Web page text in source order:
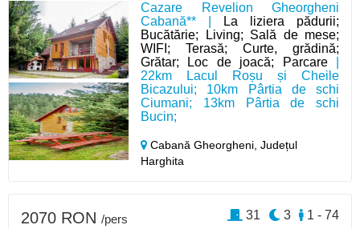
Cazare Revelion Gheorgheni
Cabană** |
La liziera pădurii;
Bucătărie; Living; Sală de mese;
WIFI; Terasă; Curte, grădină;
Grătar; Loc de joacă; Parcare|
22km Lacul Roșu și Cheile
Bicazului; 10km Pârtia de schi
Ciumani; 13km Pârtia de schi
Bucin;
Cabană Gheorgheni,Județul
Harghita
2070 RON /pers 1 - 74
3
31